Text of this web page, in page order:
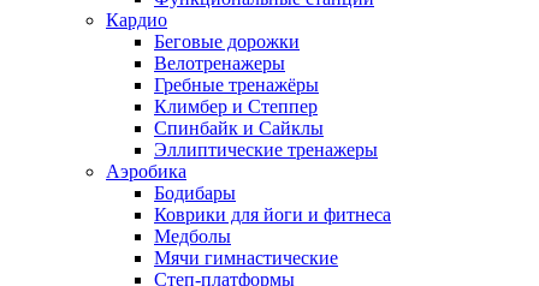
Кардио
Беговые дорожки
Велотренажеры
Гребные тренажёры
Климбер и Степпер
Спинбайк и Сайклы
Эллиптические тренажеры
Аэробика
Бодибары
Коврики для йоги и фитнеса
Медболы
Мячи гимнастические
Степ-платформы